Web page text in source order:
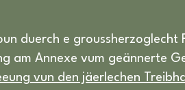
duerch e groussherzoglecht
am Annexe vum geännerte
vun den jäerlechen